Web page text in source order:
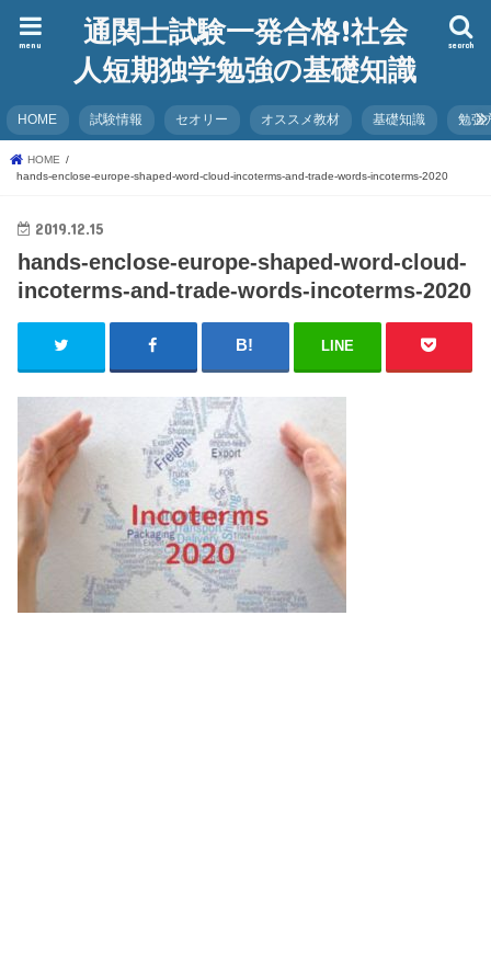
通関士試験一発合格!社会
人短期独学勉強の基礎知識
search
menu
HOME 試験情報 セオリー オススメ教材 基礎知識 勉強
HOME
hands-enclose-europe-shaped-word-cloud-incoterms-and-trade-words-incoterms-2020
2019.12.15
hands-enclose-europe-shaped-word-cloud-
incoterms-and-trade-words-incoterms-2020
LINE